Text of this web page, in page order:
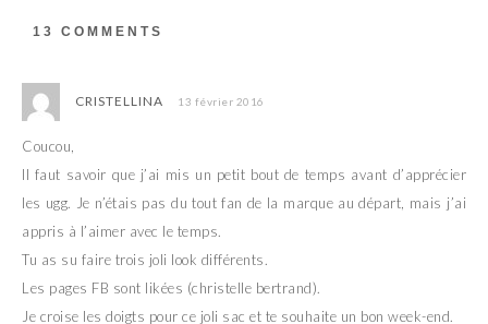
s
u
n
o
u
e
l
l
e
e
n
ê
t
r
e
)
n
s
n
l
l
e
f
e
n
ê
t
r
e
)
13 COMMENTS
CRISTELLINA 13 février 2016
Coucou,
Il faut savoir que j’ai mis un petit bout de temps avant d’apprécier
les ugg. Je n’étais pas du tout fan de la marque au départ, mais j’ai
appris à l’aimer avec le temps.
Tu as su faire trois joli look différents.
Les pages FB sont likées (christelle bertrand).
Je croise les doigts pour ce joli sac et te souhaite un bon week-end.